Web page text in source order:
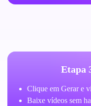
Etapa
Clique em Gerar e
Baixe vídeos sem